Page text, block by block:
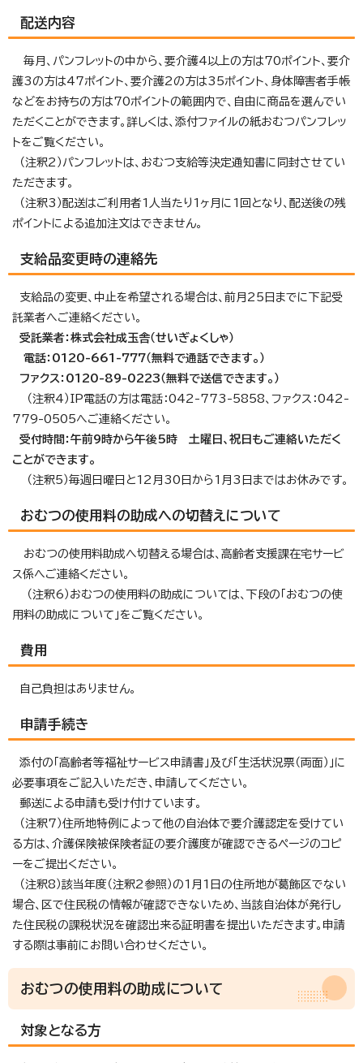
配送内容
毎月、パンフレットの中から、要介護4以上の方は70ポイント、要介
護3の方は47ポイント、要介護2の方は35ポイント、身体障害者手帳
などをお持ちの方は70ポイントの範囲内で、自由に商品を選んでい
ただくことができます。詳しくは、添付ファイルの紙おむつパンフレッ
トをご覧ください。
（注釈2）パンフレットは、おむつ支給等決定通知書に同封させてい
ただきます。
（注釈3）配送はご利用者1人当たり1ヶ月に1回となり、配送後の残
ポイントによる追加注文はできません。
支給品変更時の連絡先
支給品の変更、中止を希望される場合は、前月25日までに下記受
託業者へご連絡ください。
受託業者：株式会社成玉舎（せいぎょくしゃ）
電話：0120-661-777（無料で通話できます。）
ファクス：0120-89-0223（無料で送信できます。）
（注釈4）IP電話の方は電話：042-773-5858、ファクス：042-
779-0505へご連絡ください。
受付時間：午前9時から午後5時 土曜日、祝日もご連絡いただく
ことができます。
（注釈5）毎週日曜日と12月30日から1月3日まではお休みです。
おむつの使用料の助成への切替えについて
おむつの使用料助成へ切替える場合は、高齢者支援課在宅サービ
ス係へご連絡ください。
（注釈6）おむつの使用料の助成については、下段の「おむつの使
用料の助成について」をご覧ください。
費用
自己負担はありません。
申請手続き
添付の「高齢者等福祉サービス申請書」及び「生活状況票（両面）」に
必要事項をご記入いただき、申請してください。
郵送による申請も受け付けています。
（注釈7）住所地特例によって他の自治体で要介護認定を受けてい
る方は、介護保険被保険者証の要介護度が確認できるページのコピ
ーをご提出ください。
（注釈8）該当年度（注釈2参照）の1月1日の住所地が葛飾区でない
場合、区で住民税の情報が確認できないため、当該自治体が発行し
た住民税の課税状況を確認出来る証明書を提出いただきます。申請
する際は事前にお問い合わせください。
おむつの使用料の助成について
対象となる方